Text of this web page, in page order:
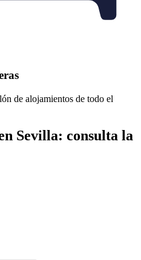
de alojamientos de todo el
Sevilla: consulta la